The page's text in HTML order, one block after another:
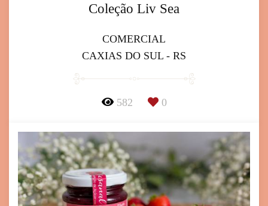
Coleção Liv Sea
COMERCIAL
CAXIAS DO SUL - RS
582 0